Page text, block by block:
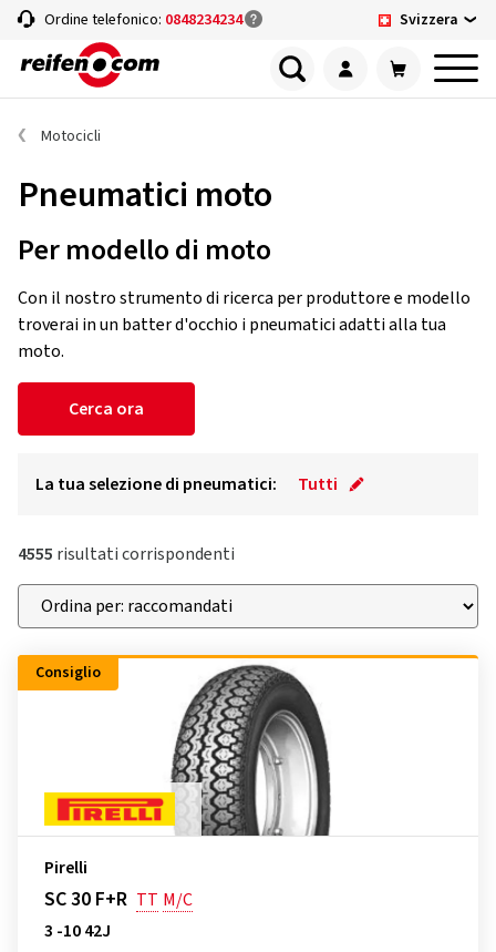
Ordine telefonico: 0848234234 Svizzera
Motocicli
Pneumatici moto
Per modello di moto
Con il nostro strumento di ricerca per produttore e modello
troverai in un batter d'occhio i pneumatici adatti alla tua
moto.
Cerca ora
La tua selezione di pneumatici: Tutti
4555 risultati corrispondenti
Consiglio
Pirelli
SC 30 F+R TT M/C
3 -10 42J